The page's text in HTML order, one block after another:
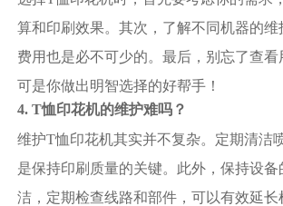
算和印刷效果。其次，了解不同机器的维
费用也是必不可少的。最后，别忘了查
可是你做出明智选择的好帮手！
4. T恤印花机的维护难吗？
维护T恤印花机其实并不复杂。定期清洁
是保持印刷质量的关键。此外，保持设备
洁，定期检查线路和部件，可以有效延长